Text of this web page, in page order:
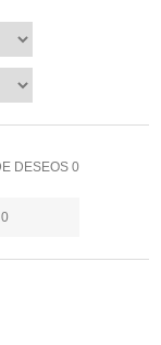
DESEOS 0
0